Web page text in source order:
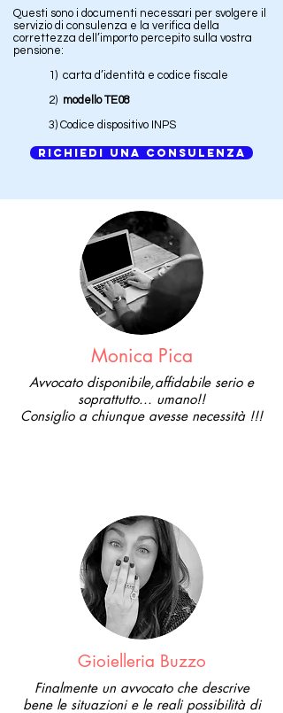
Questi sono i documenti necessari per svolgere il
servizio di consulenza e la verifica della
correttezza dell’importo percepito sulla vostra
pensione:
1) carta d’identità e codice fiscale
2) modello TE08
3) Codice dispositivo INPS
Richiedi una consulenza
Monica Pica
Avvocato disponibile,affidabile serio e
soprattutto... umano!!
Consiglio a chiunque avesse necessità !!!
Gioielleria Buzzo
Finalmente un avvocato che descrive
bene le situazioni e le reali possibilità di